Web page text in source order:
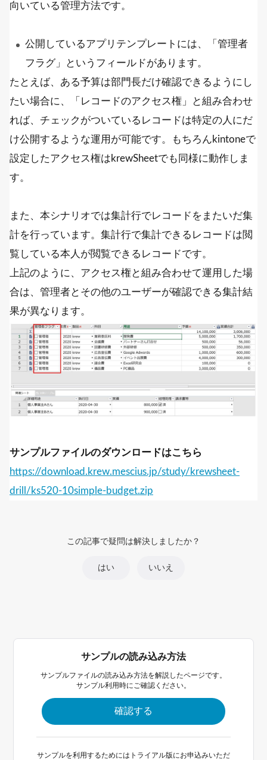
向いている管理方法です。
公開しているアプリテンプレートには、「管理者
フラグ」というフィールドがあります。
たとえば、ある予算は部門長だけ確認できるようにし
たい場合に、「レコードのアクセス権」と組み合わせ
れば、チェックがついているレコードは特定の人にだ
け公開するような運用が可能です。もちろんkintoneで
設定したアクセス権はkrewSheetでも同様に動作しま
す。
また、本シナリオでは集計行でレコードをまたいだ集
計を行っています。集計行で集計できるレコードは閲
覧している本人が閲覧できるレコードです。
上記のように、アクセス権と組み合わせて運用した場
合は、管理者とその他のユーザーが確認できる集計結
果が異なります。
サンプルファイルのダウンロードはこちら
https://download.krew.mescius.jp/study/krewsheet-
drill/ks520-10simple-budget.zip
この記事で疑問は解決しましたか？
はい いいえ
サンプルの読み込み方法
サンプルファイルの読み込み方法を解説したページです。
サンプル利用時にご確認ください。
確認する
サンプルを利用するためにはトライアル版にお申込みいただ